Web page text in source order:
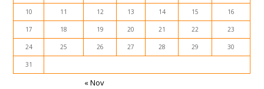
10 11 12 13 14 15 16
17 18 19 20 21 22 23
24 25 26 27 28 29 30
31
« Nov